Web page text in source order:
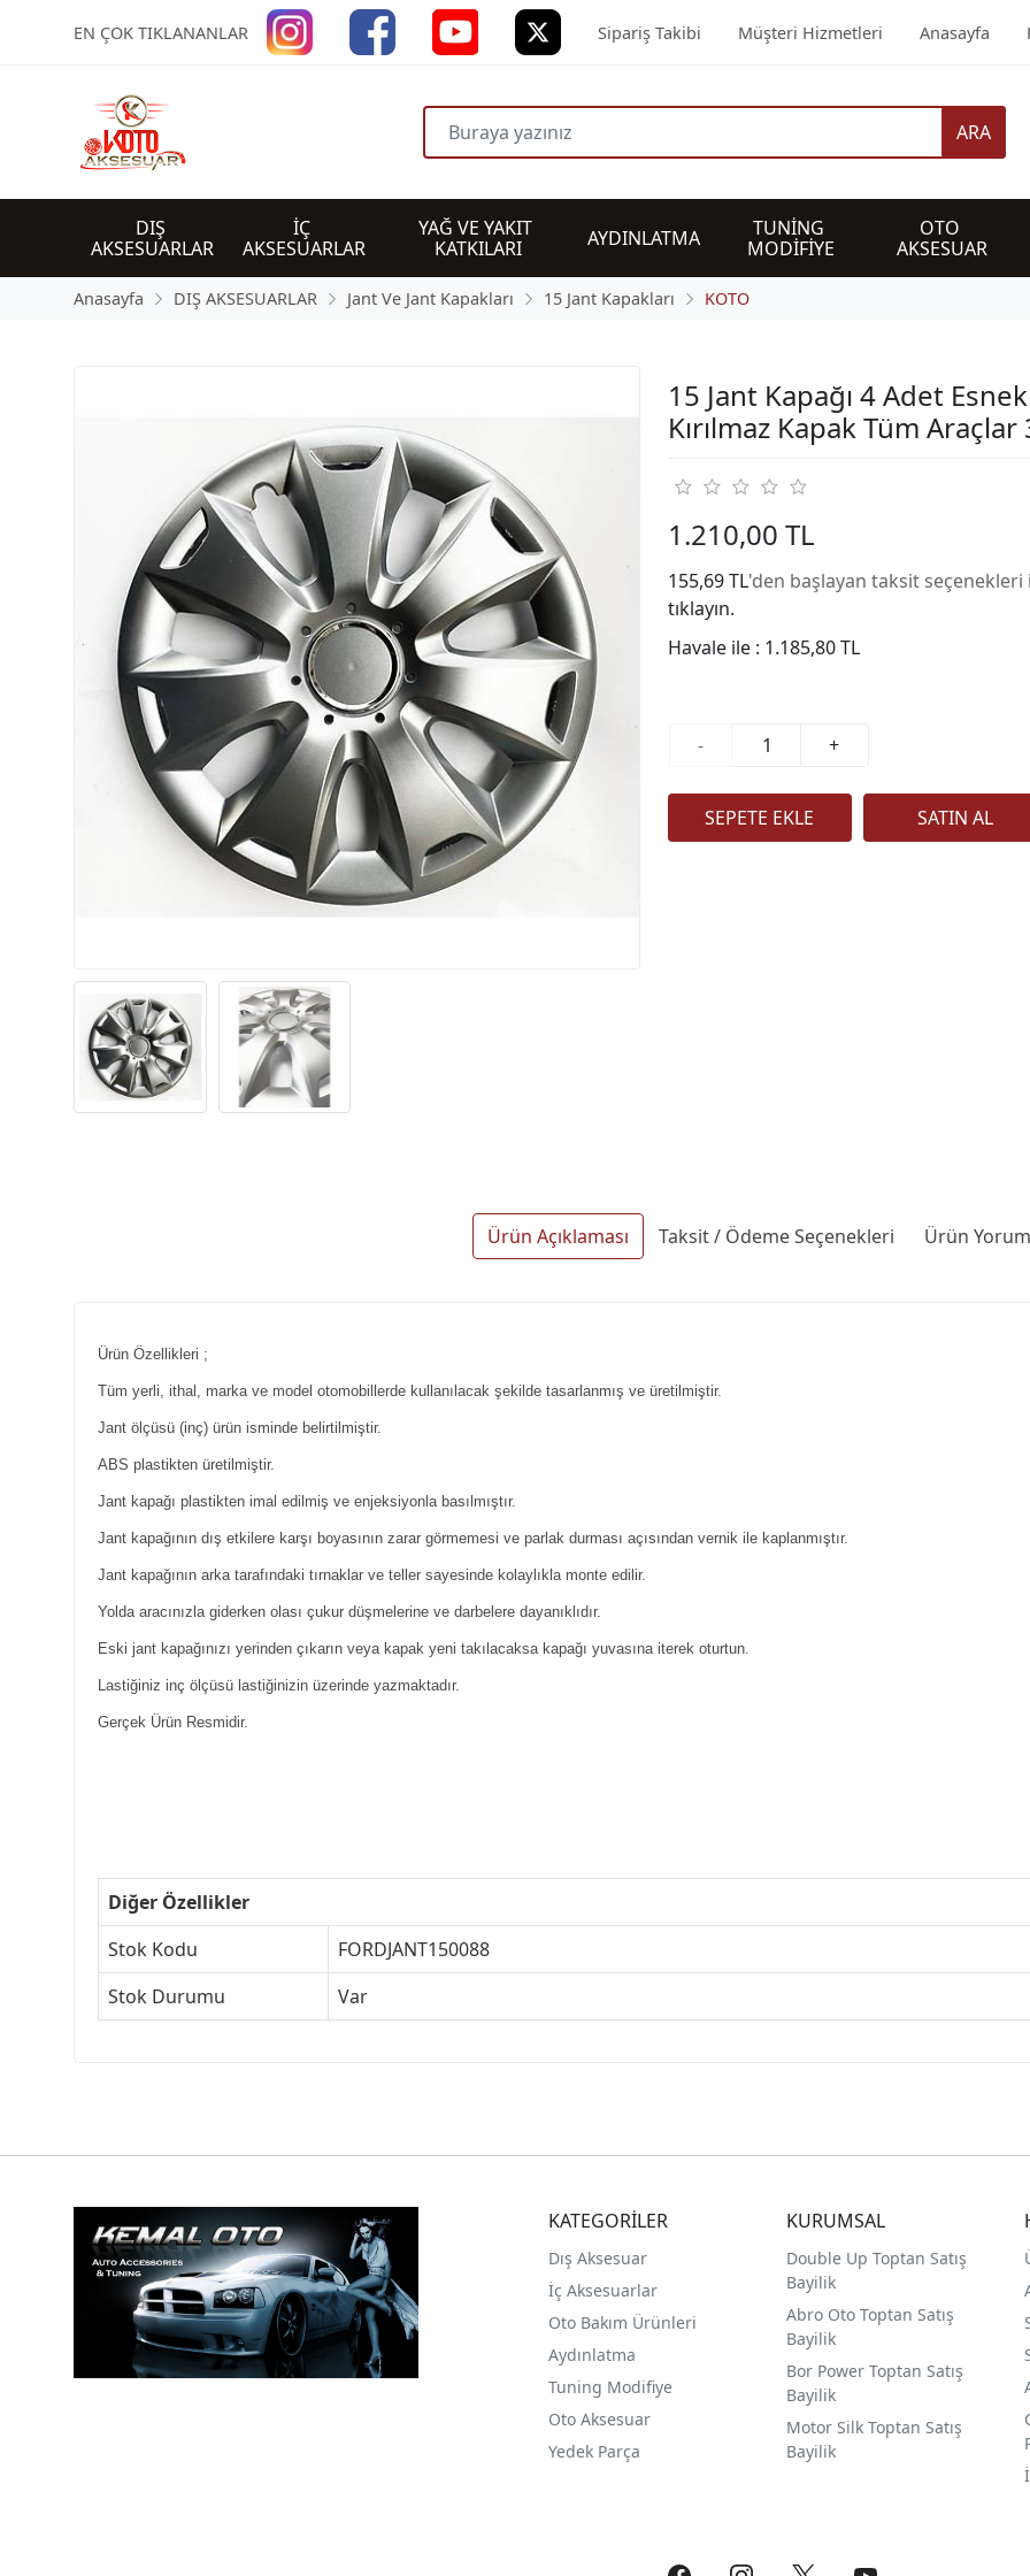
EN ÇOK TIKLANANLAR Sipariş Takibi Müşteri Hizmetleri Anasayfa
ARA
DIŞ
AKSESUARLAR
İÇ
AKSESUARLAR
YAĞ VE YAKIT
KATKILARI
AYDINLATMA
TUNİNG
MODİFİYE
OTO
AKSESUAR
Anasayfa DIŞ AKSESUARLAR Jant Ve Jant Kapakları 15 Jant Kapakları KOTO
15 Jant Kapağı 4 Adet Esnek
Kırılmaz Kapak Tüm Araçlar
1.210,00 TL
155,69 TL'den başlayan taksit seçenekleri
tıklayın.
Havale ile : 1.185,80 TL
- +
Ürün Açıklaması Taksit / Ödeme Seçenekleri Ürün
Ürün Özellikleri ;
Tüm yerli, ithal, marka ve model otomobillerde kullanılacak şekilde tasarlanmış ve üretilmiştir.
Jant ölçüsü (inç) ürün isminde belirtilmiştir.
ABS plastikten üretilmiştir.
Jant kapağı plastikten imal edilmiş ve enjeksiyonla basılmıştır.
Jant kapağının dış etkilere karşı boyasının zarar görmemesi ve parlak durması açısından vernik ile kaplanmıştır.
Jant kapağının arka tarafındaki tırnaklar ve teller sayesinde kolaylıkla monte edilir.
Yolda aracınızla giderken olası çukur düşmelerine ve darbelere dayanıklıdır.
Eski jant kapağınızı yerinden çıkarın veya kapak yeni takılacaksa kapağı yuvasına iterek oturtun.
Lastiğiniz inç ölçüsü lastiğinizin üzerinde yazmaktadır.
Gerçek Ürün Resmidir.
Diğer Özellikler
Stok Kodu
FORDJANT150088
Stok Durumu
Var
KATEGORİLER
Dış Aksesuar
İç Aksesuarlar
Oto Bakım Ürünleri
Aydınlatma
Tuning Modifiye
Oto Aksesuar
Yedek Parça
KURUMSAL
Double Up Toptan Satış
Bayilik
Abro Oto Toptan Satış
Bayilik
Bor Power Toptan Satış
Bayilik
Motor Silk Toptan Satış
Bayilik